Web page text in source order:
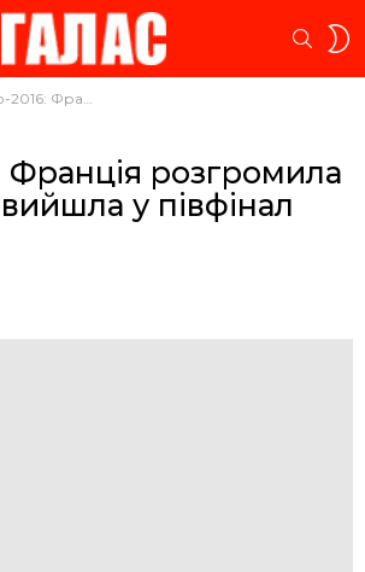
Ісландію і вийшла у півфінал (ВІДЕО)
Франція розгромила
вийшла у півфінал